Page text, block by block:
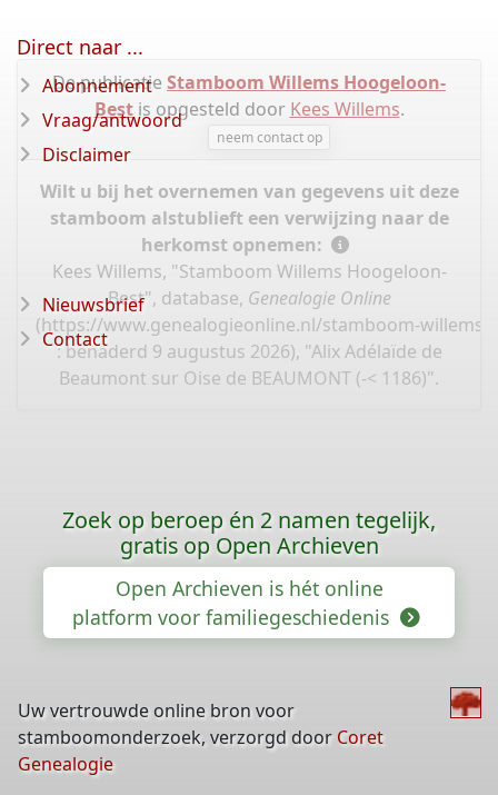
De publicatie Stamboom Willems Hoogeloon-
Bestis opgesteld door Kees Willems.
neem contact op
Wilt u bij het overnemen van gegevens uit deze
stamboom alstublieft een verwijzing naar de
herkomst opnemen:
Kees Willems, "Stamboom Willems Hoogeloon-
Best", database, Genealogie Online
(https://www.genealogieonline.nl/stamboom-willems-
: benaderd 9 augustus 2026), "Alix Adélaïde de
Beaumont sur Oise de BEAUMONT (-< 1186)".
Direct naar ...
Abonnement
Vraag/antwoord
Disclaimer
Nieuwsbrief
Contact
Zoek op beroep én 2 namen tegelijk,
gratis op Open Archieven
Open Archieven is hét online
platform voor familiegeschiedenis
Uw vertrouwde online bron voor
stamboomonderzoek, verzorgd door Coret
Genealogie